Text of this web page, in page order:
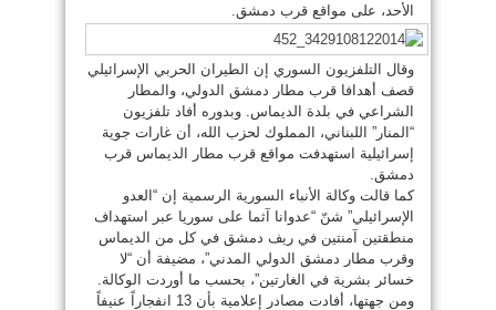
الأحد، على مواقع قرب دمشق.
وقال التلفزيون السوري إن الطيران الحربي الإسرائيلي
قصف أهدافا قرب مطار دمشق الدولي، والمطار
الشراعي في بلدة الديماس. وبدوره أفاد تلفزيون
“المنار” اللبناني، المملوك لحزب الله، أن غارات جوية
إسرائيلية استهدفت مواقع قرب مطار الديماس قرب
دمشق.
كما قالت وكالة الأنباء السورية الرسمية إن “العدو
الإسرائيلي” شنّ “عدوانا آثما على سوريا عبر استهداف
منطقتين آمنتين في ريف دمشق في كل من الديماس
وقرب مطار دمشق الدولي المدني”، مضيفة أن “لا
خسائر بشرية في الغارتين”، بحسب ما أوردت الوكالة.
ومن جهتها، أفادت مصادر إعلامية بأن 13 انفجاراً عنيفاً